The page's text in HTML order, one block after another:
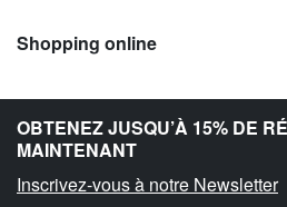
OBTENEZ JUSQU’À 15% DE
MAINTENANT
Inscrivez-vous à notre Newsletter
Shopping online
Avis LeSAC
Copyright © Le SAC s.r.l. | PI